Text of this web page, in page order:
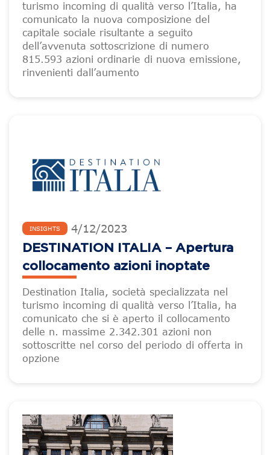
turismo incoming di qualità verso l’Italia, ha
comunicato la nuova composizione del
capitale sociale risultante a seguito
dell’avvenuta sottoscrizione di numero
815.593 azioni ordinarie di nuova emissione,
rinvenienti dall’aumento
INSIGHTS 4/12/2023
DESTINATION ITALIA – Apertura
collocamento azioni inoptate
Destination Italia, società specializzata nel
turismo incoming di qualità verso l’Italia, ha
comunicato che si è aperto il collocamento
delle n. massime 2.342.301 azioni non
sottoscritte nel corso del periodo di offerta in
opzione